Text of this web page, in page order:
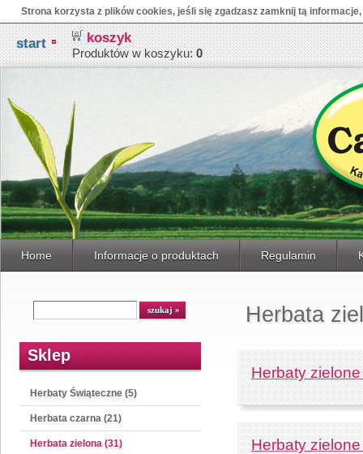
Strona korzysta z plików cookies, jeśli się zgadzasz zamknij tą
start koszyk
Produktów w koszyku:0
Home Informacje o produktach Regulamin
Sklep
Herbaty Świąteczne (5)
Herbata czarna (21)
Herbata zielona (31)
Herbata
Herbaty
Herbaty